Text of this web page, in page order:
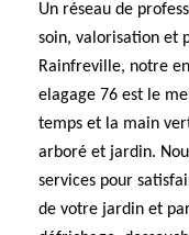
Un réseau de
soin, valorisation et
Rainfreville, notre
elagage 76 est le
temps et la main
arboré et jardin.
services pour
de votre jardin et